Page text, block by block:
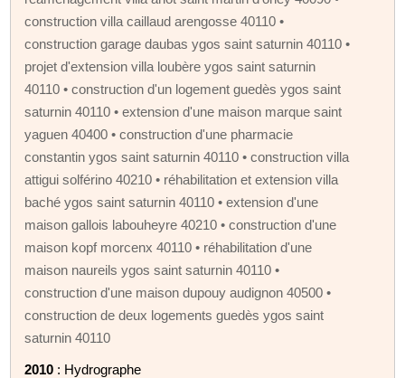
construction villa caillaud arengosse 40110 •
construction garage daubas ygos saint saturnin 40110 •
projet d'extension villa loubère ygos saint saturnin
40110 • construction d'un logement guedès ygos saint
saturnin 40110 • extension d'une maison marque saint
yaguen 40400 • construction d'une pharmacie
constantin ygos saint saturnin 40110 • construction villa
attigui solférino 40210 • réhabilitation et extension villa
baché ygos saint saturnin 40110 • extension d'une
maison gallois labouheyre 40210 • construction d'une
maison kopf morcenx 40110 • réhabilitation d'une
maison naureils ygos saint saturnin 40110 •
construction d'une maison dupouy audignon 40500 •
construction de deux logements guedès ygos saint
saturnin 40110
2010 : Hydrographe